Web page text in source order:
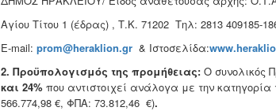
Αγίου Τίτου 1 (έδρας) , Τ.Κ. 71202 Τηλ: 2813 409185-
E-mail: prom@heraklion.gr& Ιστοσελίδα:
2. Προϋπολογισμός της προμήθειας: Ο συνολικός
και 24% που αντιστοιχεί ανάλογα με την
566.774,98 €, ΦΠΑ: 73.812,46 €).